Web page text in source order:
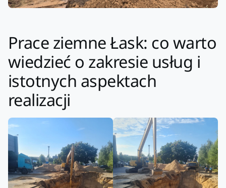
Prace ziemne Łask: co warto
wiedzieć o zakresie usług i
istotnych aspektach
realizacji